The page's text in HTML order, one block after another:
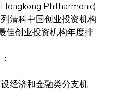
Philharmonic)
科中国创业投资机构
佳创业投资机构年度排
经济和金融类分支机